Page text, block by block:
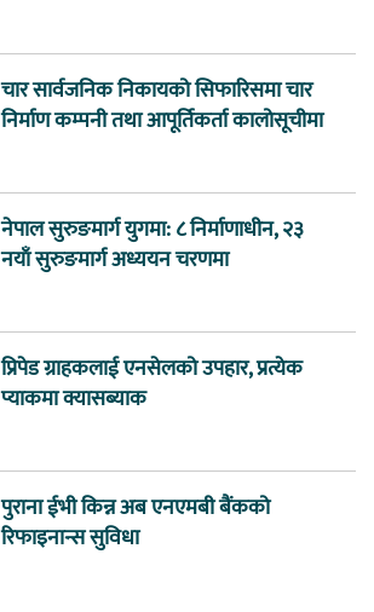
चार सार्वजनिक निकायको सिफारिसमा चार
निर्माण कम्पनी तथा आपूर्तिकर्ता कालोसूचीमा
नेपाल सुरुङमार्ग युगमा: ८ निर्माणाधीन, २३
नयाँ सुरुङमार्ग अध्ययन चरणमा
प्रिपेड ग्राहकलाई एनसेलको उपहार, प्रत्येक
प्याकमा क्यासब्याक
पुराना ईभी किन्न अब एनएमबी बैंकको
रिफाइनान्स सुविधा